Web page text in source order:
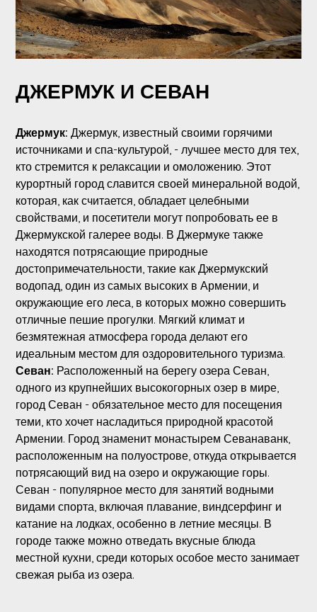
ДЖЕРМУК И СЕВАН
Джермук: Джермук, известный своими горячими
источниками и спа-культурой, - лучшее место для тех,
кто стремится к релаксации и омоложению. Этот
курортный город славится своей минеральной водой,
которая, как считается, обладает целебными
свойствами, и посетители могут попробовать ее в
Джермукской галерее воды. В Джермуке также
находятся потрясающие природные
достопримечательности, такие как Джермукский
водопад, один из самых высоких в Армении, и
окружающие его леса, в которых можно совершить
отличные пешие прогулки. Мягкий климат и
безмятежная атмосфера города делают его
идеальным местом для оздоровительного туризма.
Севан: Расположенный на берегу озера Севан,
одного из крупнейших высокогорных озер в мире,
город Севан - обязательное место для посещения
теми, кто хочет насладиться природной красотой
Армении. Город знаменит монастырем Севанаванк,
расположенным на полуострове, откуда открывается
потрясающий вид на озеро и окружающие горы.
Севан - популярное место для занятий водными
видами спорта, включая плавание, виндсерфинг и
катание на лодках, особенно в летние месяцы. В
городе также можно отведать вкусные блюда
местной кухни, среди которых особое место занимает
свежая рыба из озера.